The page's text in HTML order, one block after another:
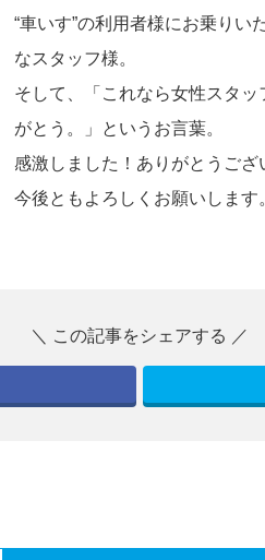
“車いす”の利用者様にお乗り
なスタッフ様。
そして、「これなら女性スタ
がとう。」というお言葉。
感激しました！ありがとうござ
今後ともよろしくお願いしま